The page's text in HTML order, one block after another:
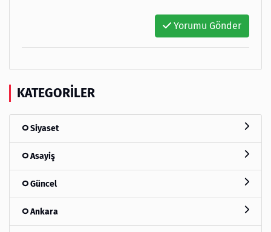
Yorumu Gönder
KATEGORILER
Siyaset
Asayiş
Güncel
Ankara